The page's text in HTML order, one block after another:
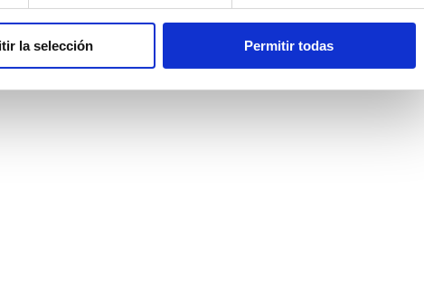
la selección Permitir todas